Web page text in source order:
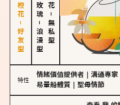
－
浪漫型
－
無私型
特性
情緒價值提供者 溝通專家
易暈船體質
聖母情節